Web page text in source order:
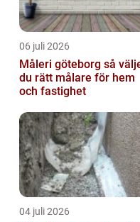
06 juli 2026
Måleri göteborg så väljer
du rätt målare för hem
och fastighet
04 juli 2026